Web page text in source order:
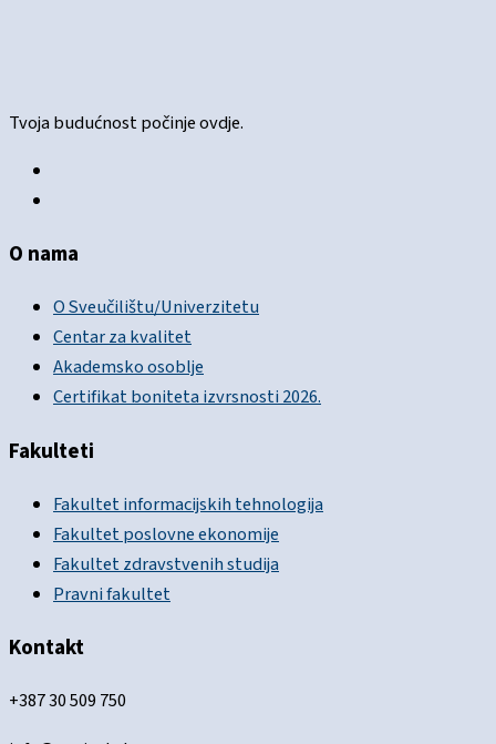
Tvoja budućnost počinje ovdje.
O nama
O Sveučilištu/Univerzitetu
Centar za kvalitet
Akademsko osoblje
Certifikat boniteta izvrsnosti 2026.
Fakulteti
Fakultet informacijskih tehnologija
Fakultet poslovne ekonomije
Fakultet zdravstvenih studija
Pravni fakultet
Kontakt
+387 30 509 750